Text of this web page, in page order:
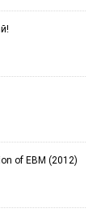
of EBM (2012)